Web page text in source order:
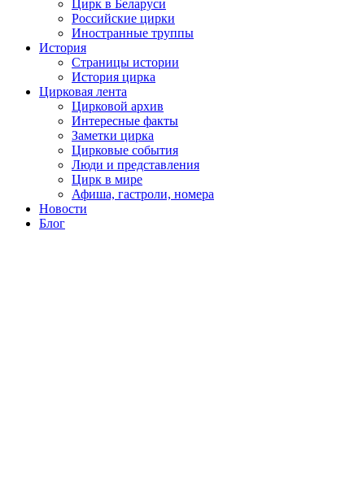
Цирк в Беларуси
Российские цирки
Иностранные труппы
История
Страницы истории
История цирка
Цирковая лента
Цирковой архив
Интересные факты
Заметки цирка
Цирковые события
Люди и представления
Цирк в мире
Афиша, гастроли, номера
Новости
Блог